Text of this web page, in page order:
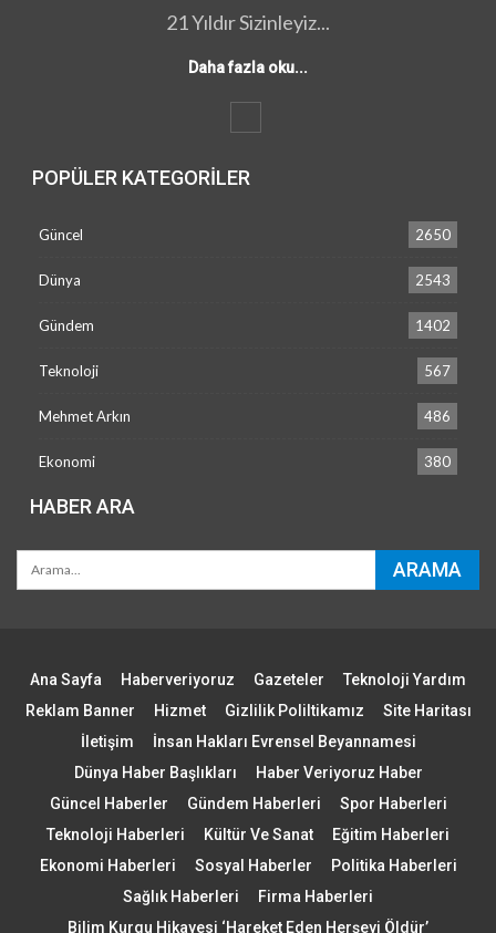
21 Yıldır Sizinleyiz...
Daha fazla oku...
POPÜLER KATEGORILER
Güncel 2650
Dünya 2543
Gündem 1402
Teknoloji 567
Mehmet Arkın 486
Ekonomi 380
HABER ARA
Ana Sayfa Haberveriyoruz Gazeteler
Teknoloji Yardım
Reklam Banner
Hizmet Gizlilik Poliltikamız
Site Haritası
İletişim
İnsan Hakları Evrensel Beyannamesi
Dünya Haber Başlıkları
Haber Veriyoruz Haber
Güncel Haberler
Gündem Haberleri
Spor Haberleri
Teknoloji Haberleri
Kültür Ve Sanat
Eğitim Haberleri
Ekonomi Haberleri
Sosyal Haberler
Politika Haberleri
Sağlık Haberleri
Firma Haberleri
Bilim Kurgu Hikayesi ‘Hareket Eden Herşeyi Öldür’